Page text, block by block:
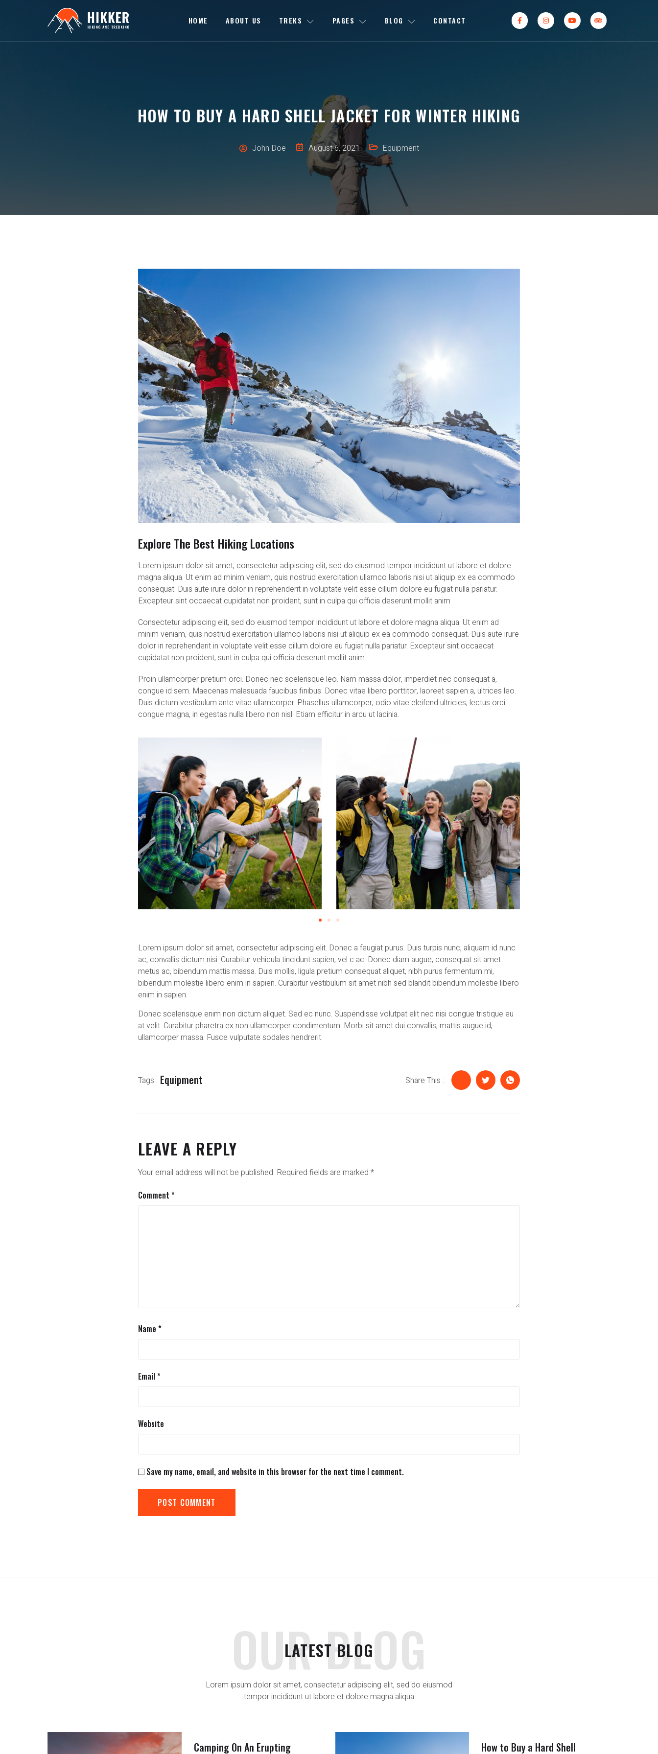
HOME ABOUT US TREKS PAGES BLOG CONTACT
HOW TO BUY A HARD SHELL JACKET FOR WINTER HIKING
John Doe August 6, 2021 Equipment
Explore The Best Hiking Locations
Lorem ipsum dolor sit amet, consectetur adipiscing elit, sed do eiusmod tempor incididunt ut labore et dolore
magna aliqua. Ut enim ad minim veniam, quis nostrud exercitation ullamco laboris nisi ut aliquip ex ea commodo
consequat. Duis aute irure dolor in reprehenderit in voluptate velit esse cillum dolore eu fugiat nulla pariatur.
Excepteur sint occaecat cupidatat non proident, sunt in culpa qui officia deserunt mollit anim
Consectetur adipiscing elit, sed do eiusmod tempor incididunt ut labore et dolore magna aliqua. Ut enim ad
minim veniam, quis nostrud exercitation ullamco laboris nisi ut aliquip ex ea commodo consequat. Duis aute irure
dolor in reprehenderit in voluptate velit esse cillum dolore eu fugiat nulla pariatur. Excepteur sint occaecat
cupidatat non proident, sunt in culpa qui officia deserunt mollit anim
Proin ullamcorper pretium orci. Donec nec scelerisque leo. Nam massa dolor, imperdiet nec consequat a,
congue id sem. Maecenas malesuada faucibus finibus. Donec vitae libero porttitor, laoreet sapien a, ultrices leo.
Duis dictum vestibulum ante vitae ullamcorper. Phasellus ullamcorper, odio vitae eleifend ultricies, lectus orci
congue magna, in egestas nulla libero non nisl. Etiam efficitur in arcu ut lacinia.
Lorem ipsum dolor sit amet, consectetur adipiscing elit. Donec a feugiat purus. Duis turpis nunc, aliquam id nunc
ac, convallis dictum nisi. Curabitur vehicula tincidunt sapien, vel c ac. Donec diam augue, consequat sit amet
metus ac, bibendum mattis massa. Duis mollis, ligula pretium consequat aliquet, nibh purus fermentum mi,
bibendum molestie libero enim in sapien. Curabitur vestibulum sit amet nibh sed blandit bibendum molestie libero
enim in sapien.
Donec scelerisque enim non dictum aliquet. Sed ec nunc. Suspendisse volutpat elit nec nisi congue tristique eu
at velit. Curabitur pharetra ex non ullamcorper condimentum. Morbi sit amet dui convallis, mattis augue id,
ullamcorper massa. Fusce vulputate sodales hendrerit.
Tags : Equipment Share This :
LEAVE A REPLY
Your email address will not be published. Required fields are marked *
Comment *
Name *
Email*
Website
Save my name, email, and website in this browser for the next time I comment.
LATEST BLOG
OUR BLOG
Lorem ipsum dolor sit amet, consectetur adipiscing elit, sed do eiusmod
tempor incididunt ut labore et dolore magna aliqua
Camping On An Erupting
How to Buy a Hard Shell